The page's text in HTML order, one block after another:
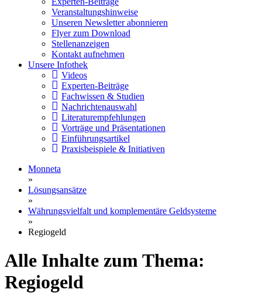
Veranstaltungshinweise
Unseren Newsletter abonnieren
Flyer zum Download
Stellenanzeigen
Kontakt aufnehmen
Unsere Infothek
Videos
Experten-Beiträge
Fachwissen & Studien
Nachrichtenauswahl
Literaturempfehlungen
Vorträge und Präsentationen
Einführungsartikel
Praxisbeispiele & Initiativen
Monneta
»
Lösungsansätze
»
Währungsvielfalt und komplementäre Geldsysteme
»
Regiogeld
Alle Inhalte zum Thema:
Regiogeld